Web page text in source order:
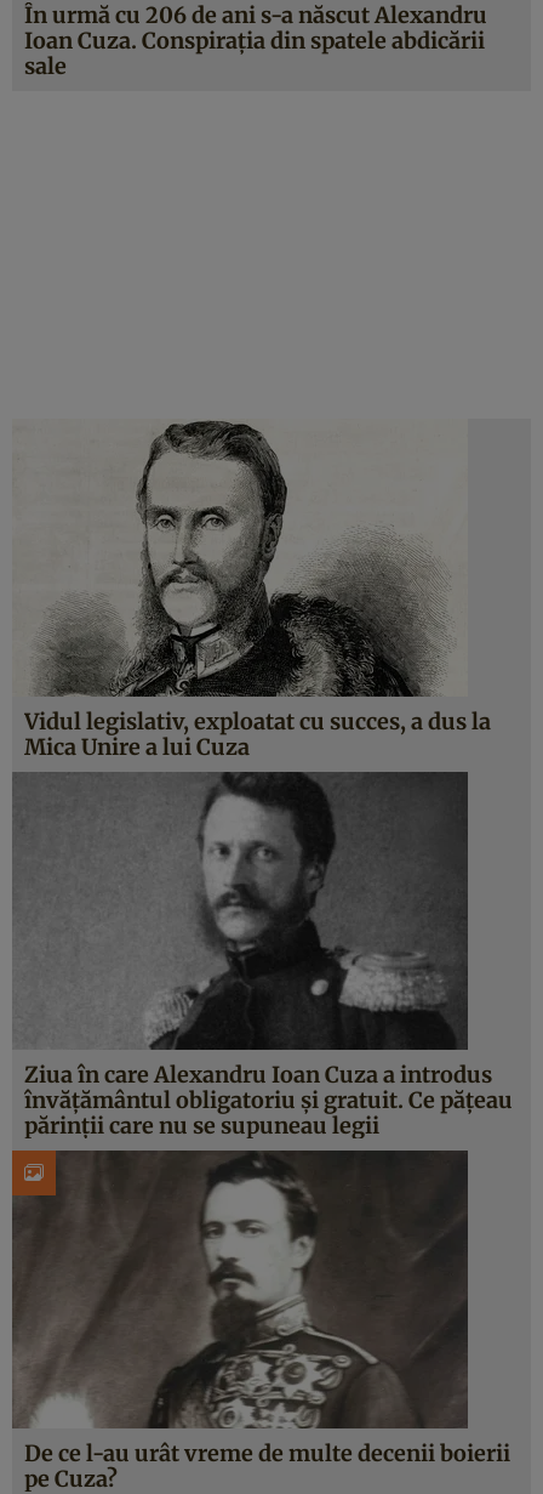
În urmă cu 206 de ani s-a născut Alexandru
Ioan Cuza. Conspiraţia din spatele abdicării
sale
Vidul legislativ, exploatat cu succes, a dus la
Mica Unire a lui Cuza
Ziua în care Alexandru Ioan Cuza a introdus
învăţământul obligatoriu şi gratuit. Ce păţeau
părinţii care nu se supuneau legii
De ce l-au urât vreme de multe decenii boierii
pe Cuza?